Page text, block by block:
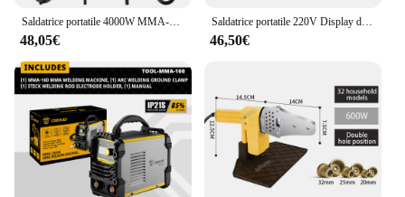
Saldatrice portatile 4000W MMA-250 saldatrice elettrica ad arco Inverter presente saldatrice compatta regolabile spina europea
48,05€
Saldatrice portatile 220V Display digitale LCD Hot Start saldatrici 300A saldatrice ad arco con filo portaelettrodo
46,50€